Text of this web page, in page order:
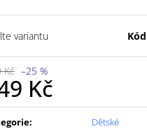
variantu
Kč –25 %
Kč
:
Dětské
GU ENERGY GEL
LEMONADE
49 Kč